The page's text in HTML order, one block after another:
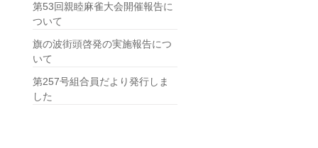
第53回親睦麻雀大会開催報告に
ついて
旗の波街頭啓発の実施報告につ
いて
第257号組合員だより発行しま
した